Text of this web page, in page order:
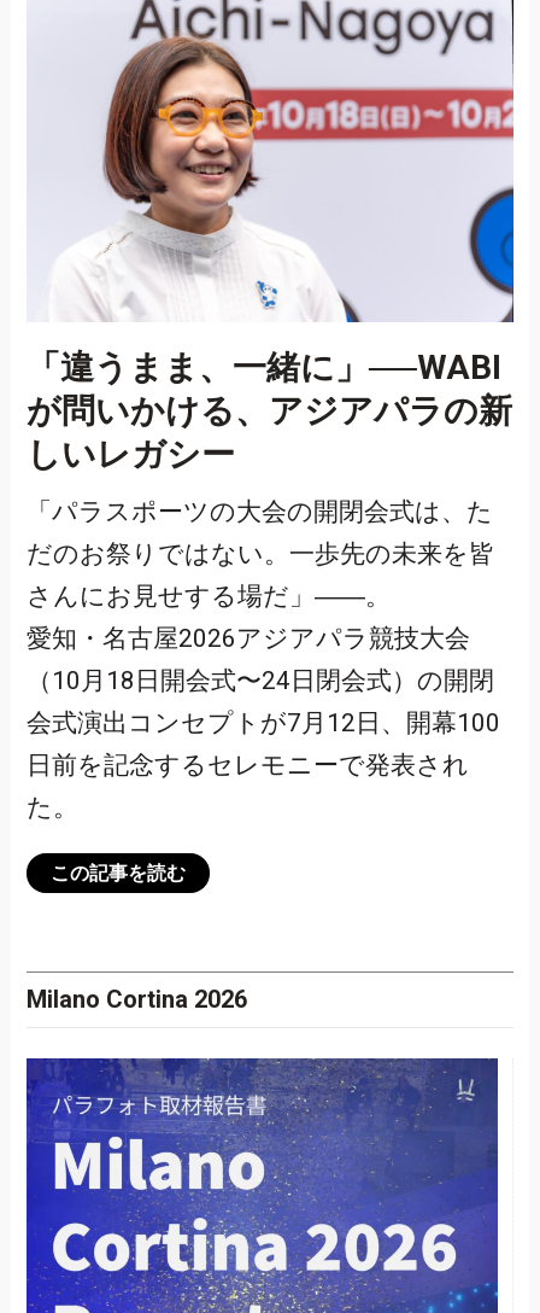
「違うまま、一緒に」──WABI
が問いかける、アジアパラの新
しいレガシー
「パラスポーツの大会の開閉会式は、た
だのお祭りではない。一歩先の未来を皆
さんにお見せする場だ」――。
愛知・名古屋2026アジアパラ競技大会
（10月18日開会式〜24日閉会式）の開閉
会式演出コンセプトが7月12日、開幕100
日前を記念するセレモニーで発表され
た。
この記事を読む
Milano Cortina 2026